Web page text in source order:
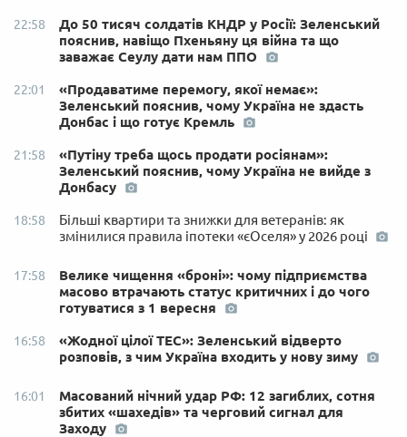
22:58
До 50 тисяч солдатів КНДР у Росії: Зеленський
пояснив, навіщо Пхеньяну ця війна та що
заважає Сеулу дати нам ППО
22:01
«Продаватиме перемогу, якої немає»:
Зеленський пояснив, чому Україна не здасть
Донбас і що готує Кремль
21:58
«Путіну треба щось продати росіянам»:
Зеленський пояснив, чому Україна не вийде з
Донбасу
18:58
Більші квартири та знижки для ветеранів: як
змінилися правила іпотеки «єОселя» у 2026 році
17:58
Велике чищення «броні»: чому підприємства
масово втрачають статус критичних і до чого
готуватися з 1 вересня
16:58
«Жодної цілої ТЕС»: Зеленський відверто
розповів, з чим Україна входить у нову зиму
16:01
Масований нічний удар РФ: 12 загиблих, сотня
збитих «шахедів» та черговий сигнал для
Заходу